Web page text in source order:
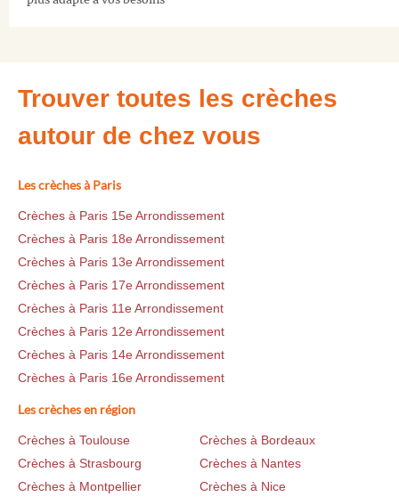
Trouver toutes les crèches
autour de chez vous
Les crèches à Paris
Crèches à Paris 15e Arrondissement
Crèches à Paris 18e Arrondissement
Crèches à Paris 13e Arrondissement
Crèches à Paris 17e Arrondissement
Crèches à Paris 11e Arrondissement
Crèches à Paris 12e Arrondissement
Crèches à Paris 14e Arrondissement
Crèches à Paris 16e Arrondissement
Les crèches en région
Crèches à Toulouse
Crèches à Bordeaux
Crèches à Strasbourg
Crèches à Nantes
Crèches à Montpellier
Crèches à Nice